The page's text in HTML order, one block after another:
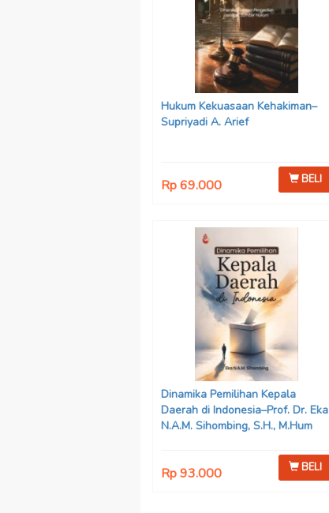
Hukum Kekuasaan Kehakiman–
Supriyadi A. Arief
Rp 69.000 BELI
Dinamika Pemilihan Kepala
Daerah di Indonesia–Prof. Dr. Eka
N.A.M. Sihombing, S.H., M.Hum
Rp 93.000 BELI